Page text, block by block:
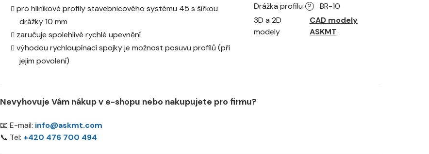
pro hliníkové profily stavebnicového systému 45 s šířkou
drážky 10 mm
zaručuje spolehlivé rychlé upevnění
výhodou rychloupínací spojky je možnost posuvu profilů (při
jejím povolení)
?
Drážka profilu
BR-10
3D a 2D
modely
CAD modely
ASKMT
Nevyhovuje Vám nákup v e-shopu nebo nakupujete pro firmu?
📧 E-mail: info@askmt.com
📞 Tel: +420 476 700 494